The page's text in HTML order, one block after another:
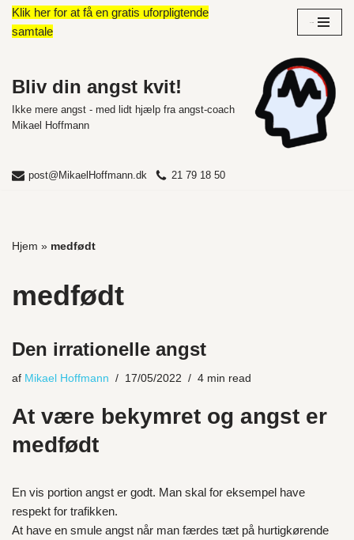
Spring
indhold
Klik her for at få en gratis uforpligtende
samtale
Bliv din angst kvit!
Ikke mere angst - med lidt hjælp fra angst-coach
Mikael Hoffmann
post@MikaelHoffmann.dk 21 79 18 50
Hjem » medfødt
medfødt
Den irrationelle angst
af Mikael Hoffmann 17/05/2022 4 min read
At være bekymret og angst er
medfødt
En vis portion angst er godt. Man skal for eksempel have
respekt for trafikken.
At have en smule angst når man færdes tæt på hurtigkørende